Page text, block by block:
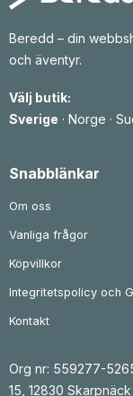
Beredd – din
och äventyr.
Välj butik:
Sverige · Norge ·
Snabblänkar
Om oss
Vanliga frågor
Köpvillkor
Integritetspolicy och
Kontakt
Org nr: 559277-
15, 12830 Skarpnäck